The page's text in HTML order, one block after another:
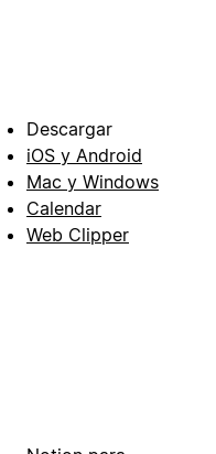
Descargar
iOS y Android
Mac y Windows
Calendar
Web Clipper